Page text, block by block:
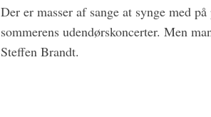
Der er masser af sange at synge med på
sommerens udendørskoncerter. Men
Steffen Brandt.